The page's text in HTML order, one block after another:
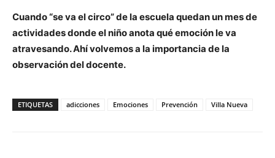
Cuando “se va el circo” de la escuela quedan un mes de
actividades donde el niño anota qué emoción le va
atravesando. Ahí volvemos a la importancia de la
observación del docente.
ETIQUETAS adicciones Emociones Prevención Villa Nueva